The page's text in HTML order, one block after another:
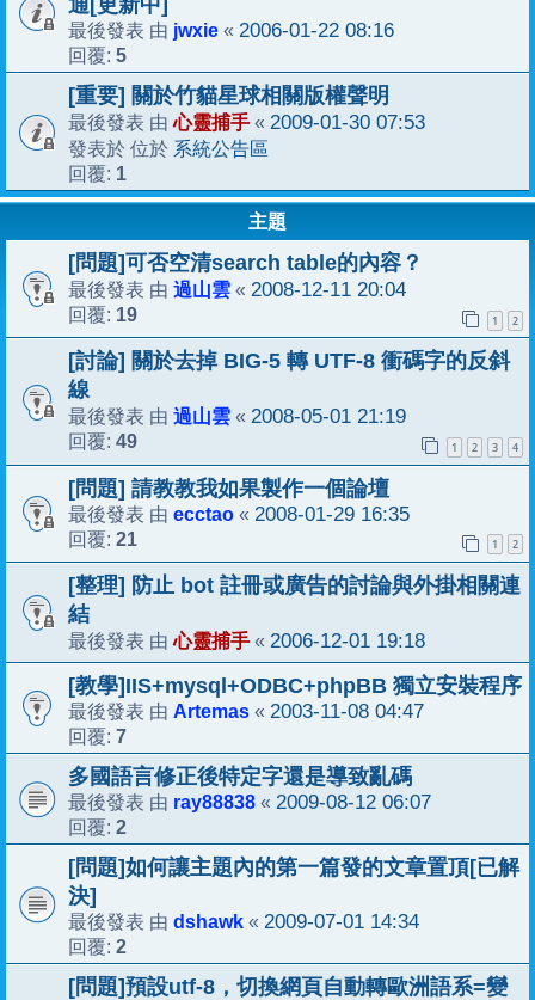
通[更新中]
最後發表 由 jwxie « 2006-01-22 08:16
回覆: 5
[重要] 關於竹貓星球相關版權聲明
最後發表 由心靈捕手 « 2009-01-30 07:53
發表於 位於 系統公告區
回覆: 1
主題
[問題]可否空清search table的內容？
最後發表 由 過山雲 « 2008-12-11 20:04
回覆: 19 1 2
[討論] 關於去掉 BIG-5 轉 UTF-8 衝碼字的反斜
線
最後發表 由 過山雲 « 2008-05-01 21:19
回覆: 49 1 2 3 4
[問題] 請教教我如果製作一個論壇
最後發表 由 ecctao « 2008-01-29 16:35
回覆: 21 1 2
[整理] 防止 bot 註冊或廣告的討論與外掛相關連
結
最後發表 由心靈捕手 « 2006-12-01 19:18
[教學]IIS+mysql+ODBC+phpBB 獨立安裝程序
最後發表 由 Artemas « 2003-11-08 04:47
回覆: 7
多國語言修正後特定字還是導致亂碼
最後發表 由 ray88838 « 2009-08-12 06:07
回覆: 2
[問題]如何讓主題內的第一篇發的文章置頂[已解
決]
最後發表 由 dshawk « 2009-07-01 14:34
回覆: 2
[問題]預設utf-8，切換網頁自動轉歐洲語系=變